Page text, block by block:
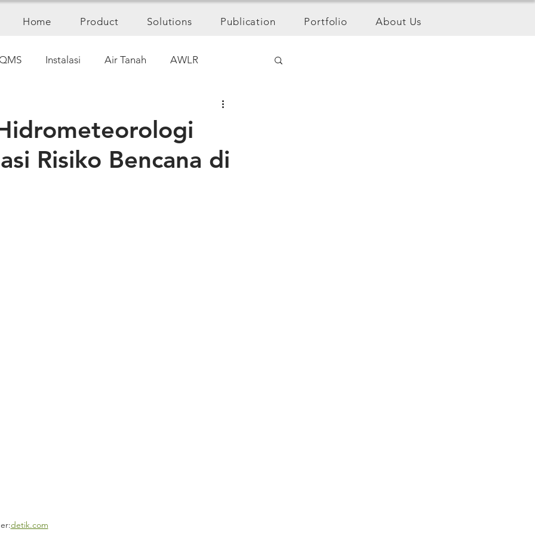
Home Product Solutions Publication Portfolio About Us
Instalasi Air Tanah AWLR
Risiko Bencana di
detik.com